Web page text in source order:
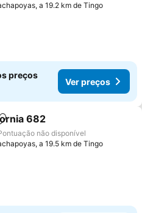
a 19.2 km de Tingo
preços
Ver preços
aos favoritos
682
não disponível
a 19.5 km de Tingo